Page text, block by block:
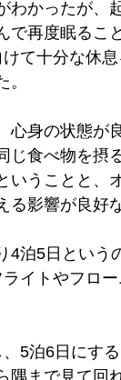
わかったが、
で再度眠るこ
て十分な休
身の状態が
じ食べ物を摂
うことと、
影響が良好
泊5日という
イトやフロ
5泊6日にす